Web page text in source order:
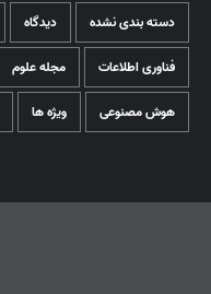
دسته بندی نشده دیدگاه
فناوری اطلاعات مجله علوم
هوش مصنوعی ویژه ها